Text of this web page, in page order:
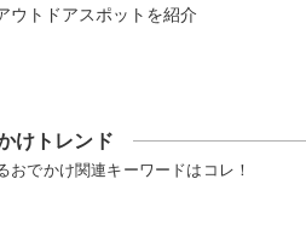
ウトドアスポットを紹介
けトレンド
おでかけ関連キーワードはコレ！